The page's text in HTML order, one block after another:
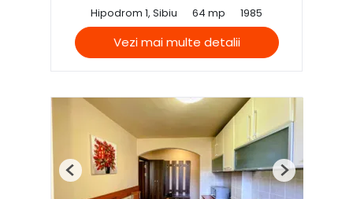
Hipodrom 1, Sibiu
64 mp 1985
Vezi mai multe detalii
Previous Next